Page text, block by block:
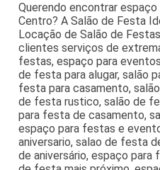
Querendo encontrar
Centro? A Salão de Festa
Locação de Salão de
clientes serviços de
festas, espaço para
de festa para alugar, salão
festa para casamento,
de festa rustico, salão de
para festa de casamento,
espaço para festas e
aniversario, salao de festa
de aniversário, espaço